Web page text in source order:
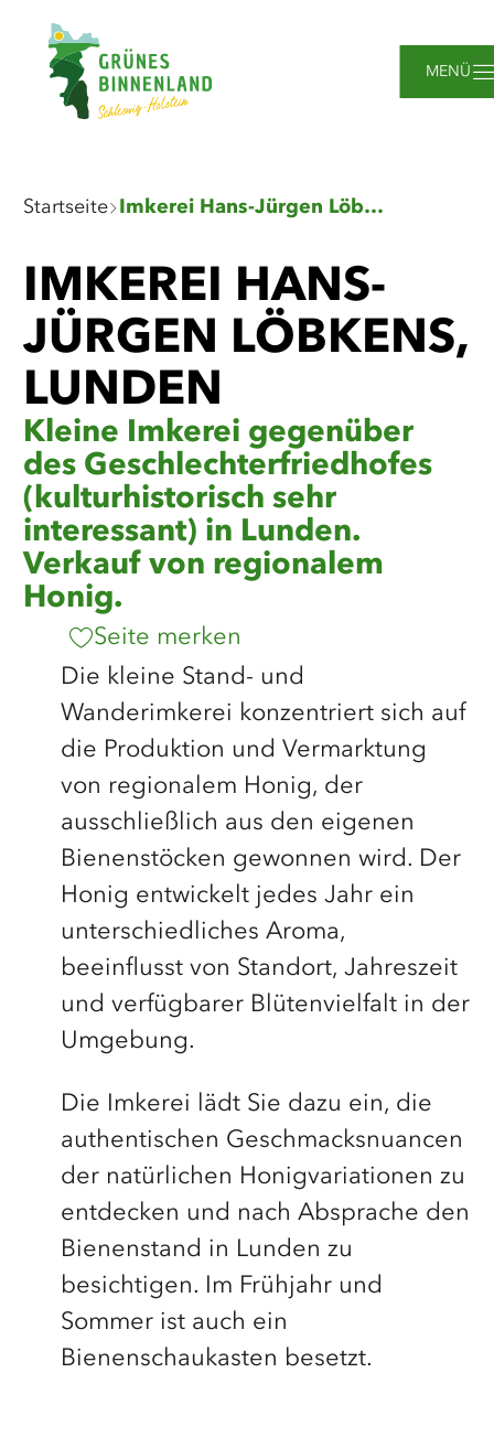
MENÜ
Sie
sind
Startseite Imkerei Hans-Jürgen Löbkens, Lunden
IMKEREI HANS-
JÜRGEN LÖBKENS,
LUNDEN
Kleine Imkerei gegenüber
des Geschlechterfriedhofes
(kulturhistorisch sehr
interessant) in Lunden.
Verkauf von regionalem
Honig.
Seite merken
Die kleine Stand- und
Wanderimkerei konzentriert sich auf
die Produktion und Vermarktung
von regionalem Honig, der
ausschließlich aus den eigenen
Bienenstöcken gewonnen wird. Der
Honig entwickelt jedes Jahr ein
unterschiedliches Aroma,
beeinflusst von Standort, Jahreszeit
und verfügbarer Blütenvielfalt in der
Umgebung.
Die Imkerei lädt Sie dazu ein, die
authentischen Geschmacksnuancen
der natürlichen Honigvariationen zu
entdecken und nach Absprache den
Bienenstand in Lunden zu
besichtigen. Im Frühjahr und
Sommer ist auch ein
Bienenschaukasten besetzt.